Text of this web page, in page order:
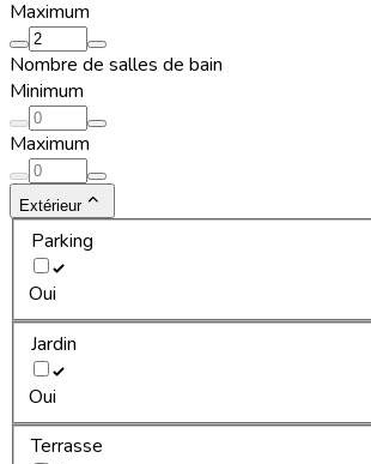
Maximum
Nombre de salles de bain
Minimum
Maximum
Extérieur
Parking
Oui
Jardin
Oui
Terrasse